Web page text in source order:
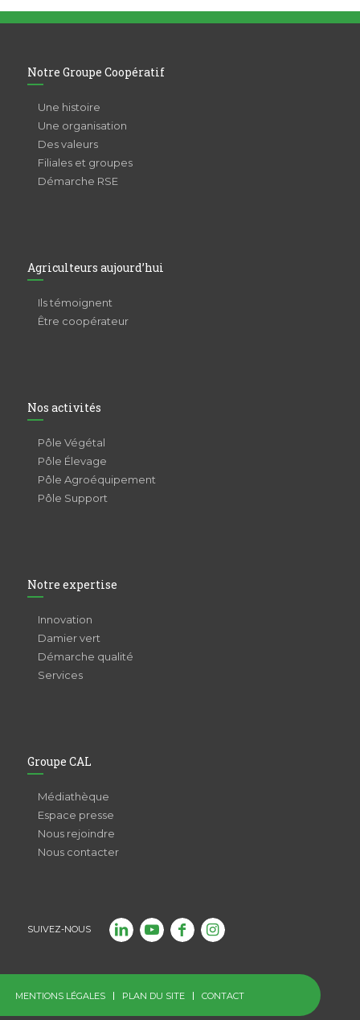
Notre Groupe Coopératif
Une histoire
Une organisation
Des valeurs
Filiales et groupes
Démarche RSE
Agriculteurs aujourd’hui
Ils témoignent
Être coopérateur
Nos activités
Pôle Végétal
Pôle Élevage
Pôle Agroéquipement
Pôle Support
Notre expertise
Innovation
Damier vert
Démarche qualité
Services
Groupe CAL
Médiathèque
Espace presse
Nous rejoindre
Nous contacter
SUIVEZ-NOUS
MENTIONS LÉGALES PLAN DU SITE CONTACT